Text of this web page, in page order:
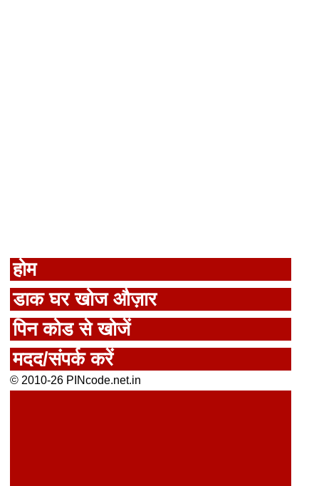
होम
डाक घर खोज औज़ार
पिन कोड से खोजें
मदद/संपर्क करें
© 2010-26 PINcode.net.in